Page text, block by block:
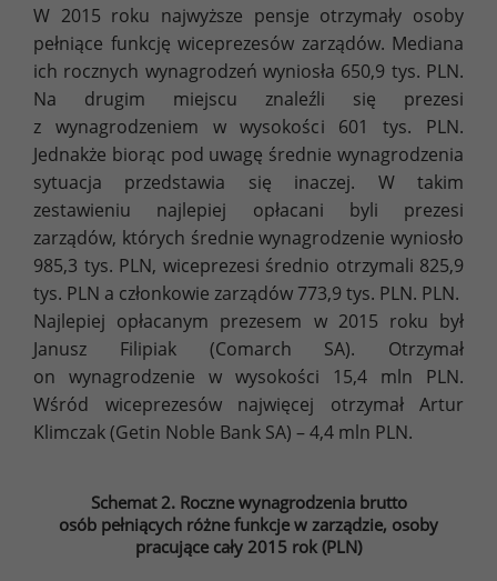
W 2015 roku najwyższe pensje otrzymały osoby
pełniące funkcję wiceprezesów zarządów. Mediana
ich rocznych wynagrodzeń wyniosła 650,9 tys. PLN.
Na drugim miejscu znaleźli się prezesi
z wynagrodzeniem w wysokości 601 tys. PLN.
Jednakże biorąc pod uwagę średnie wynagrodzenia
sytuacja przedstawia się inaczej. W takim
zestawieniu najlepiej opłacani byli prezesi
zarządów, których średnie wynagrodzenie wyniosło
985,3 tys. PLN, wiceprezesi średnio otrzymali 825,9
tys. PLN a członkowie zarządów 773,9 tys. PLN. PLN.
Najlepiej opłacanym prezesem w 2015 roku był
Janusz Filipiak (Comarch SA). Otrzymał
on wynagrodzenie w wysokości 15,4 mln PLN.
Wśród wiceprezesów najwięcej otrzymał Artur
Klimczak (Getin Noble Bank SA) – 4,4 mln PLN.
Schemat 2. Roczne wynagrodzenia brutto
osób pełniących różne funkcje w zarządzie, osoby
pracujące cały 2015 rok (PLN)